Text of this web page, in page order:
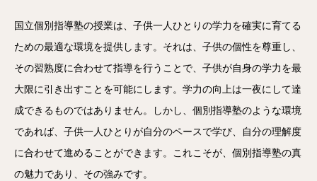
国立個別指導塾の授業は、子供一人ひとりの学力を確実に育てる
ための最適な環境を提供します。それは、子供の個性を尊重し、
その習熟度に合わせて指導を行うことで、子供が自身の学力を最
大限に引き出すことを可能にします。学力の向上は一夜にして達
成できるものではありません。しかし、個別指導塾のような環境
であれば、子供一人ひとりが自分のペースで学び、自分の理解度
に合わせて進めることができます。これこそが、個別指導塾の真
の魅力であり、その強みです。